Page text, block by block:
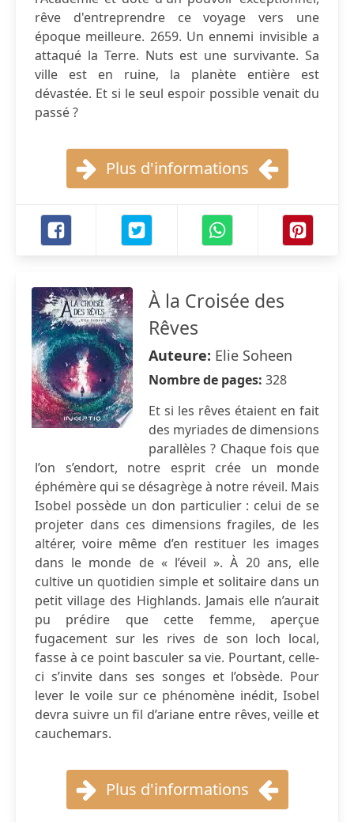
rêve d'entreprendre ce voyage vers une
époque meilleure. 2659. Un ennemi invisible a
attaqué la Terre. Nuts est une survivante. Sa
ville est en ruine, la planète entière est
dévastée. Et si le seul espoir possible venait du
passé ?
Plus d'informations
À la Croisée des
Rêves
Auteure: Elie Soheen
Nombre de pages: 328
Et si les rêves étaient en fait
des myriades de dimensions
parallèles ? Chaque fois que
l’on s’endort, notre esprit crée un monde
éphémère qui se désagrège à notre réveil. Mais
Isobel possède un don particulier : celui de se
projeter dans ces dimensions fragiles, de les
altérer, voire même d’en restituer les images
dans le monde de « l’éveil ». À 20 ans, elle
cultive un quotidien simple et solitaire dans un
petit village des Highlands. Jamais elle n’aurait
pu prédire que cette femme, aperçue
fugacement sur les rives de son loch local,
fasse à ce point basculer sa vie. Pourtant, celle-
ci s’invite dans ses songes et l’obsède. Pour
lever le voile sur ce phénomène inédit, Isobel
devra suivre un fil d’ariane entre rêves, veille et
cauchemars.
Plus d'informations